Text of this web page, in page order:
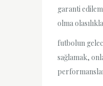
garanti
olma
futbolun
sağlamak,